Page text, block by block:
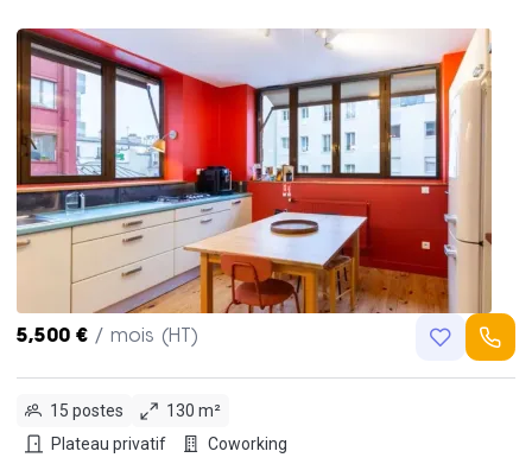
5,500 € / mois (HT)
15 postes
130 m²
Plateau privatif
Coworking